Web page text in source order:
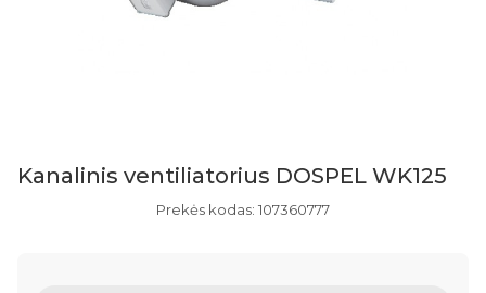
Kanalinis ventiliatorius DOSPEL WK125
Prekės kodas: 107360777